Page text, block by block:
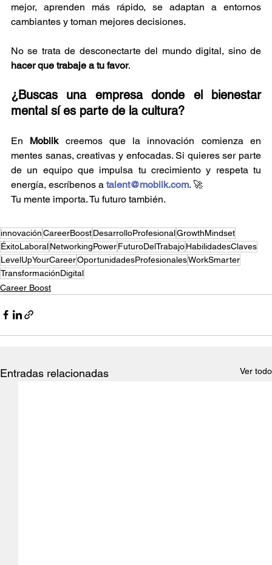
mejor, aprenden más rápido, se adaptan a entornos
cambiantes y toman mejores decisiones.
hacer que trabaje a tu favor.
¿Buscas una empresa donde el bienestar
mental sí es parte de la cultura?
En Mobiik creemos que la innovación comienza en
mentes sanas, creativas y enfocadas. Si quieres ser parte
de un equipo que impulsa tu crecimiento y respeta tu
energía, escríbenos a talent@mobiik.com. 🚀
Tu mente importa. Tu futuro también.
innovaciónCareerBoostDesarrolloProfesionalGrowthMindset
ÉxitoLaboralNetworkingPowerFuturoDelTrabajoHabilidadesClaves
LevelUpYourCareerOportunidadesProfesionalesWorkSmarter
TransformaciónDigital
Career Boost
Entradas relacionadas Ver todo